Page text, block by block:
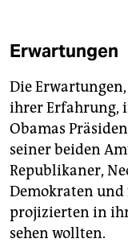
Erwartungen
Die
ihrer Erfahrung,
Obamas
seiner beiden
Republikaner,
Demokraten
projizierten in
sehen wollten.